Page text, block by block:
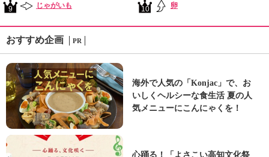
9 じゃがいも 10 卵
おすすめ企画 PR
海外で人気の「Konjac」で、お
いしくヘルシーな食生活 夏の人
気メニューにこんにゃくを！
心踊る！「よさこい高知文化祭